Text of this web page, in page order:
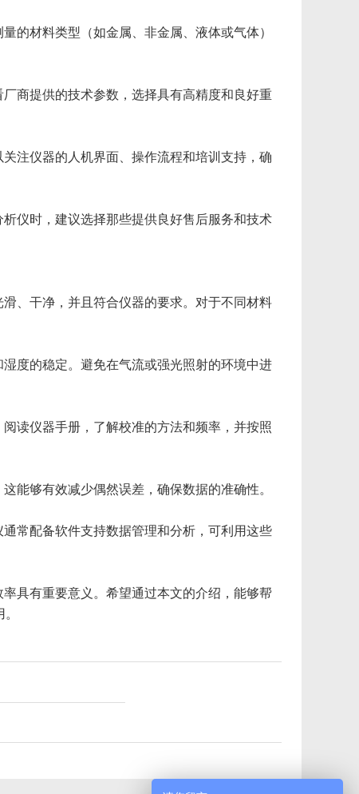
的材料类型（如金属、非金属、液体或气体）
商提供的技术参数，选择具有高精度和良好重
注仪器的人机界面、操作流程和培训支持，确
仪时，建议选择那些提供良好售后服务和技术
、干净，并且符合仪器的要求。对于不同材料
度的稳定。避免在气流或强光照射的环境中进
读仪器手册，了解校准的方法和频率，并按照
能够有效减少偶然误差，确保数据的准确性。
常配备软件支持数据管理和分析，可利用这些
具有重要意义。希望通过本文的介绍，能够帮